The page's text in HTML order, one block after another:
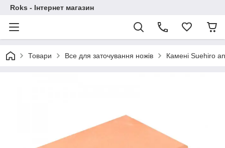
Roks - Інтернет магазин
Товари Все для заточування ножів Камені Suehiro